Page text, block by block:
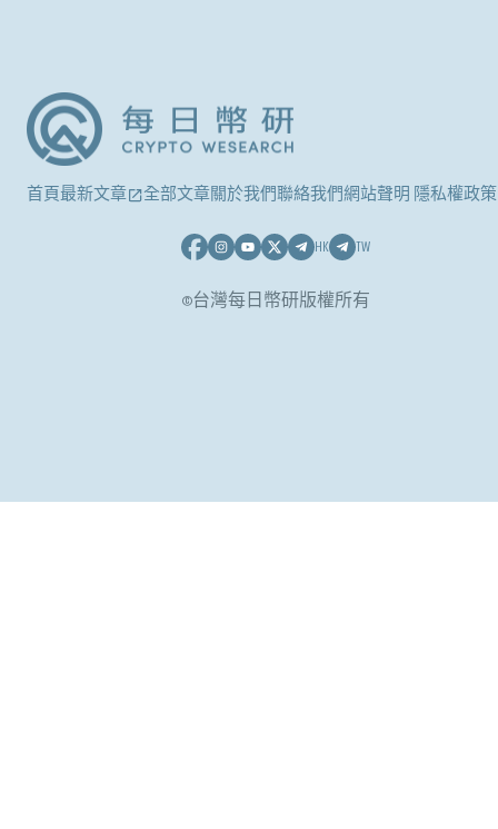
首頁最新文章 全部文章關於我們聯絡我們網站聲明 隱私權政策
HK TW
©台灣每日幣研版權所有